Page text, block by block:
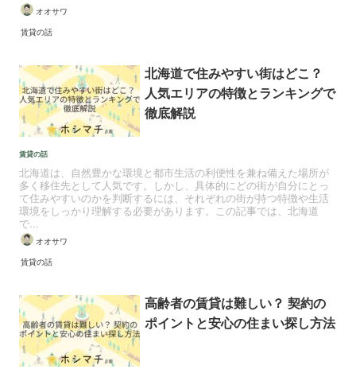
オオサワ
賃貸の話
賃貸の話
北海道で住みやすい街はどこ？
人気エリアの特徴とランキングで
徹底解説
北海道は、自然豊かな環境と都市生活の利便性を兼ね備えた場所が
多く移住先として人気です。しかし、具体的にどの街が自分にとっ
て住みやすいのかを判断するには、それぞれの街が持つ特徴や生活
環境をしっかり理解する必要があります。この記事では、北海道
で...
オオサワ
賃貸の話
高齢者の賃貸は難しい？ 契約の
ポイントと安心の住まい探し方法